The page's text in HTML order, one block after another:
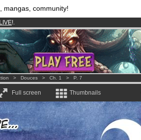
mangas, community!
!.
1000comics & mangas!.
3.95 euros per month !Get membership now
> Douces > Ch. 1 > P. 7
Full screen Thumbnails